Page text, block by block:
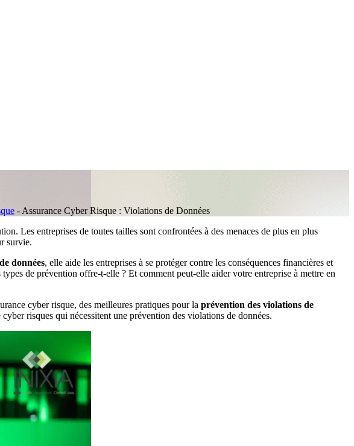
- Assurance Cyber Risque : Violations de Données
Les entreprises de toutes tailles sont confrontées à des menaces de plus en plus
survie.
données, elle aide les entreprises à se protéger contre les conséquences financières et
de prévention offre-t-elle ? Et comment peut-elle aider votre entreprise à mettre en
cyber risque, des meilleures pratiques pour la prévention des violations de
risques qui nécessitent une prévention des violations de données.